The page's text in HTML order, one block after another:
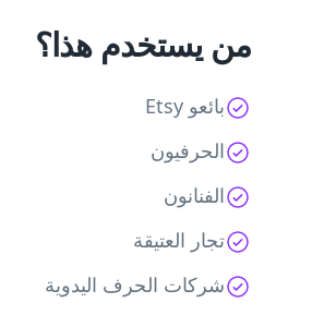
من يستخدم هذا؟
بائعو Etsy
الحرفيون
الفنانون
تجار العتيقة
شركات الحرف اليدوية